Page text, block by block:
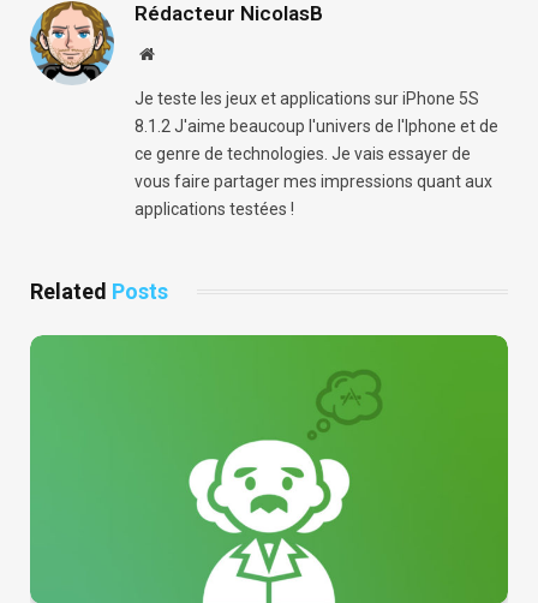
Rédacteur NicolasB
Website
Je teste les jeux et applications sur iPhone 5S
8.1.2 J'aime beaucoup l'univers de l'Iphone et de
ce genre de technologies. Je vais essayer de
vous faire partager mes impressions quant aux
applications testées !
Related Posts